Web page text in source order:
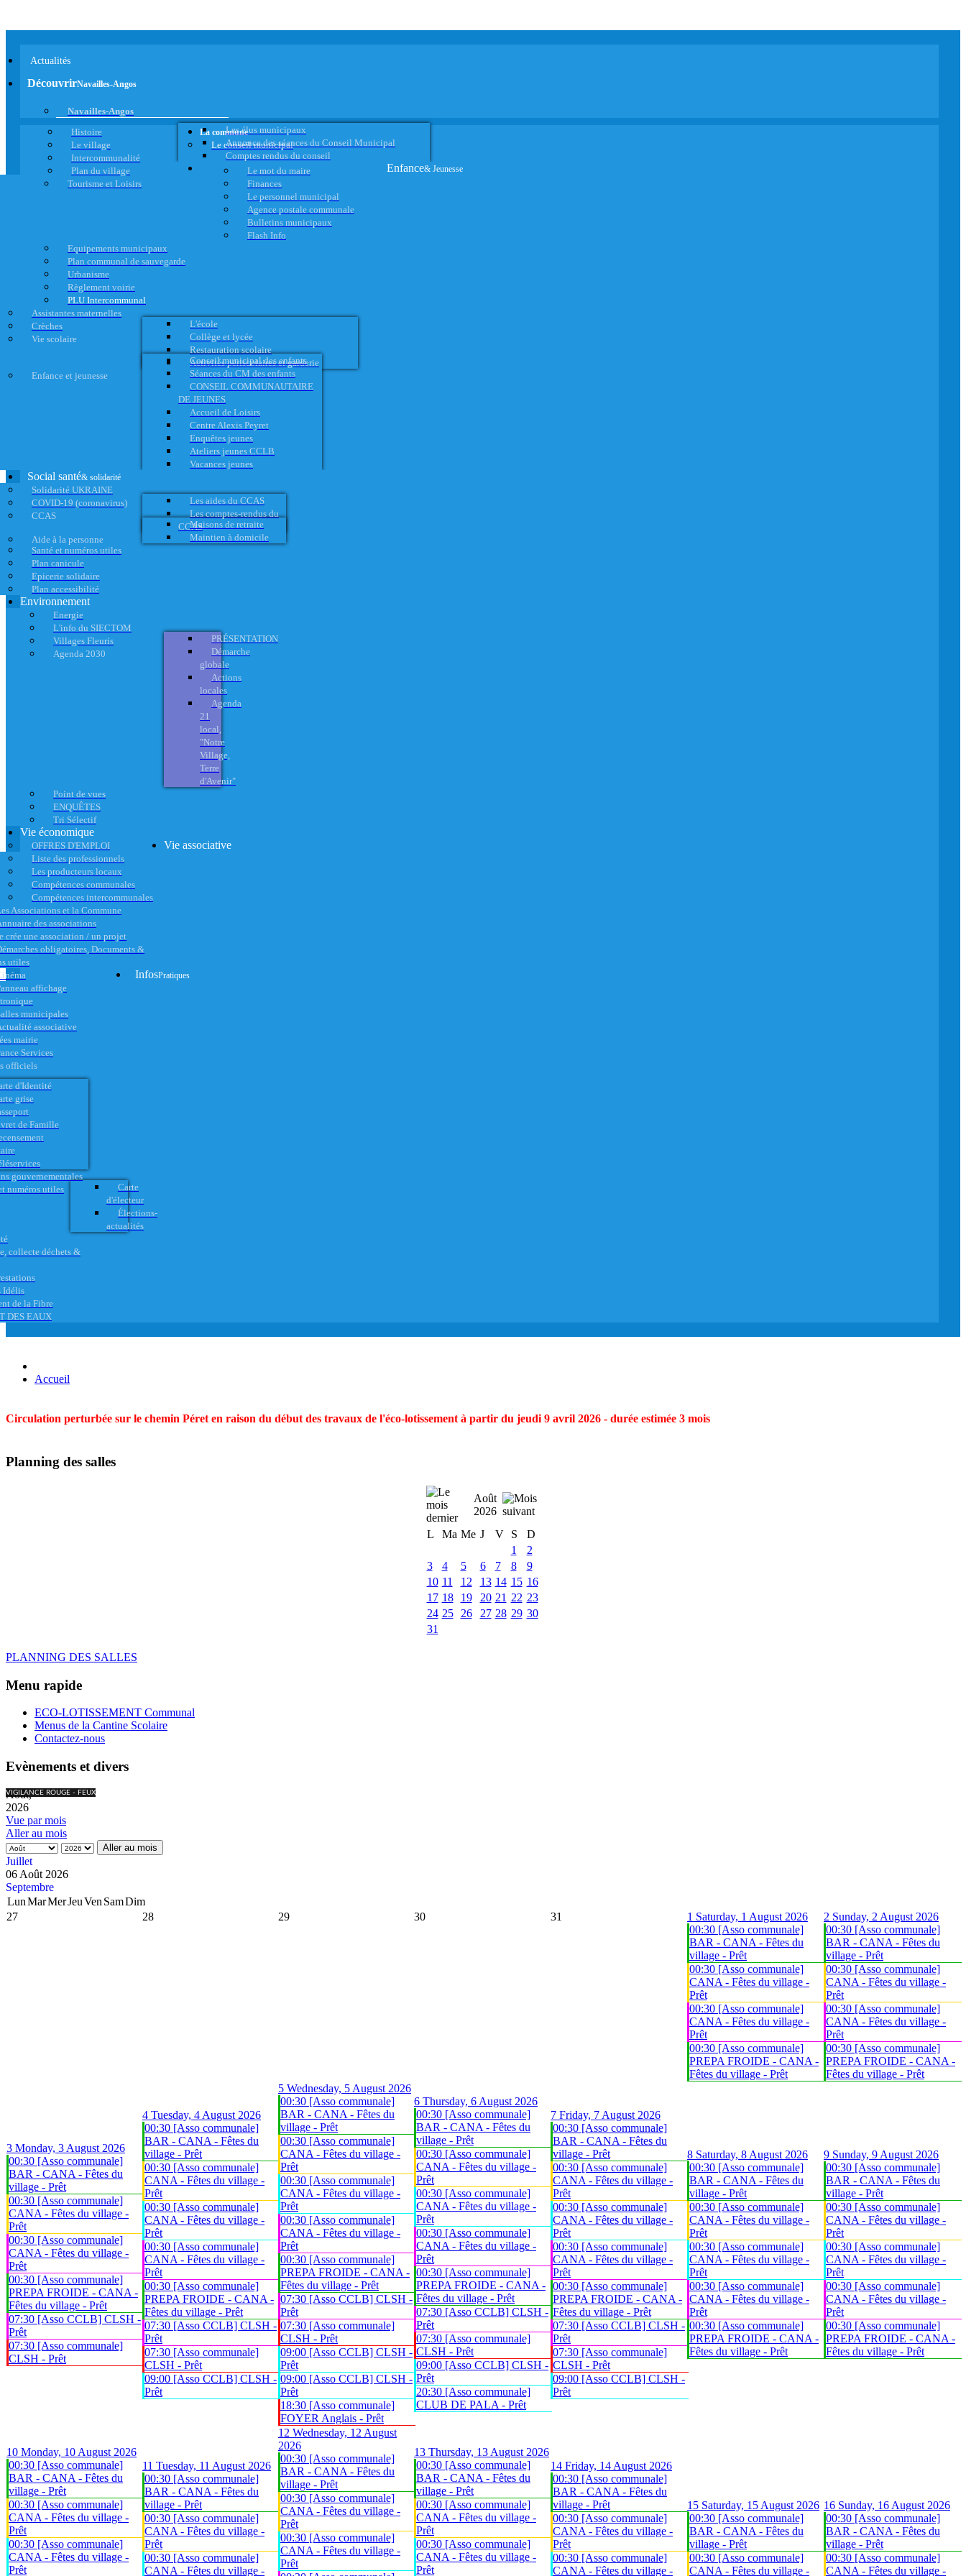
Actualités
DécouvrirNavailles-Angos
Navailles-Angos
Histoire
Le village
Intercommunalité
Plan du village
Tourisme et Loisirs
La commune
Le conseil municipal
Les élus municipaux
Annonce des séances du Conseil Municipal
Comptes rendus du conseil
Le mot du maire
Finances
Le personnel municipal
Agence postale communale
Bulletins municipaux
Flash Info
Equipements municipaux
Plan communal de sauvegarde
Urbanisme
Règlement voirie
PLU Intercommunal
Enfance& Jeunesse
Assistantes maternelles
Crèches
Vie scolaire
L'école
Collège et lycée
Restauration scolaire
Activités périscolaires et garderie
Enfance et jeunesse
Conseil municipal des enfants
Séances du CM des enfants
CONSEIL COMMUNAUTAIRE
DE JEUNES
Accueil de Loisirs
Centre Alexis Peyret
Enquêtes jeunes
Ateliers jeunes CCLB
Vacances jeunes
Social santé& solidarité
Solidarité UKRAINE
COVID-19 (coronavirus)
CCAS
Les aides du CCAS
Les comptes-rendus du
CCAS
Aide à la personne
Maisons de retraite
Maintien à domicile
Santé et numéros utiles
Plan canicule
Epicerie solidaire
Plan accessibilité
Environnement
Energie
L'info du SIECTOM
Villages Fleuris
Agenda 2030
PRÉSENTATION
Démarche
globale
Actions
locales
Agenda
21
local,
"Notre
Village,
Terre
d'Avenir"
Point de vues
ENQUÊTES
Tri Sélectif
Vie économique
OFFRES D'EMPLOI
Liste des professionnels
Les producteurs locaux
Compétences communales
Compétences intercommunales
Vie associative
Associations et la Commune
des associations
crée une association / un projet
obligatoires, Documents &
utiles
affichage
municipales
associative
InfosPratiques
mairie
Services
officiels
d'Identité
grise
de Famille
gouvernementales
numéros utiles
Carte
d'électeur
Élections-
actualités
collecte déchets &
Idélis
de la Fibre
DES EAUX
Accueil
Circulation perturbée sur le chemin Péret en raison du début des travaux de l'éco-lotissement à partir du jeudi 9 avril 2026 - durée estimée 3 mois
Planning des salles
Août
2026
L
Ma Me J V S
D
1
2
3
4 5 6 7 8
9
10 11 12 13 14 15 16
17 18 19 20 21 22 23
24 25 26 27 28 29 30
31
PLANNING DES SALLES
Menu rapide
ECO-LOTISSEMENT Communal
Menus de la Cantine Scolaire
Contactez-nous
Evènements et divers
VIGILANCE ROUGE - FEUX
Août,
2026
Vue par mois
Aller au mois
Aller au mois
Juillet
06 Août 2026
Septembre
LunMarMerJeuVen SamDim
27
28 29 30 31 1 Saturday, 1 August 2026
00:30 [Asso communale]
BAR - CANA - Fêtes du
village - Prêt
00:30 [Asso communale]
CANA - Fêtes du village -
Prêt
00:30 [Asso communale]
CANA - Fêtes du village -
Prêt
00:30 [Asso communale]
PREPA FROIDE - CANA -
Fêtes du village - Prêt
2 Sunday, 2 August 2026
00:30 [Asso communale]
BAR - CANA - Fêtes du
village - Prêt
00:30 [Asso communale]
CANA - Fêtes du village -
Prêt
00:30 [Asso communale]
CANA - Fêtes du village -
Prêt
00:30 [Asso communale]
PREPA FROIDE - CANA -
Fêtes du village - Prêt
3 Monday, 3 August 2026
00:30 [Asso communale]
BAR - CANA - Fêtes du
village - Prêt
00:30 [Asso communale]
CANA - Fêtes du village -
Prêt
00:30 [Asso communale]
CANA - Fêtes du village -
Prêt
00:30 [Asso communale]
PREPA FROIDE - CANA -
Fêtes du village - Prêt
07:30 [Asso CCLB] CLSH -
Prêt
07:30 [Asso communale]
CLSH - Prêt
4 Tuesday, 4 August 2026
00:30 [Asso communale]
BAR - CANA - Fêtes du
village - Prêt
00:30 [Asso communale]
CANA - Fêtes du village -
Prêt
00:30 [Asso communale]
CANA - Fêtes du village -
Prêt
00:30 [Asso communale]
CANA - Fêtes du village -
Prêt
00:30 [Asso communale]
PREPA FROIDE - CANA -
Fêtes du village - Prêt
07:30 [Asso CCLB] CLSH -
Prêt
07:30 [Asso communale]
CLSH - Prêt
09:00 [Asso CCLB] CLSH -
Prêt
5 Wednesday, 5 August 2026
00:30 [Asso communale]
BAR - CANA - Fêtes du
village - Prêt
00:30 [Asso communale]
CANA - Fêtes du village -
Prêt
00:30 [Asso communale]
CANA - Fêtes du village -
Prêt
00:30 [Asso communale]
CANA - Fêtes du village -
Prêt
00:30 [Asso communale]
PREPA FROIDE - CANA -
Fêtes du village - Prêt
07:30 [Asso CCLB] CLSH -
Prêt
07:30 [Asso communale]
CLSH - Prêt
09:00 [Asso CCLB] CLSH -
Prêt
09:00 [Asso CCLB] CLSH -
Prêt
18:30 [Asso communale]
FOYER Anglais - Prêt
6 Thursday, 6 August 2026
00:30 [Asso communale]
BAR - CANA - Fêtes du
village - Prêt
00:30 [Asso communale]
CANA - Fêtes du village -
Prêt
00:30 [Asso communale]
CANA - Fêtes du village -
Prêt
00:30 [Asso communale]
CANA - Fêtes du village -
Prêt
00:30 [Asso communale]
PREPA FROIDE - CANA -
Fêtes du village - Prêt
07:30 [Asso CCLB] CLSH -
Prêt
07:30 [Asso communale]
CLSH - Prêt
09:00 [Asso CCLB] CLSH -
Prêt
20:30 [Asso communale]
CLUB DE PALA - Prêt
7 Friday, 7 August 2026
00:30 [Asso communale]
BAR - CANA - Fêtes du
village - Prêt
00:30 [Asso communale]
CANA - Fêtes du village -
Prêt
00:30 [Asso communale]
CANA - Fêtes du village -
Prêt
00:30 [Asso communale]
CANA - Fêtes du village -
Prêt
00:30 [Asso communale]
PREPA FROIDE - CANA -
Fêtes du village - Prêt
07:30 [Asso CCLB] CLSH -
Prêt
07:30 [Asso communale]
CLSH - Prêt
09:00 [Asso CCLB] CLSH -
Prêt
8 Saturday, 8 August 2026
00:30 [Asso communale]
BAR - CANA - Fêtes du
village - Prêt
00:30 [Asso communale]
CANA - Fêtes du village -
Prêt
00:30 [Asso communale]
CANA - Fêtes du village -
Prêt
00:30 [Asso communale]
CANA - Fêtes du village -
Prêt
00:30 [Asso communale]
PREPA FROIDE - CANA -
Fêtes du village - Prêt
9 Sunday, 9 August 2026
00:30 [Asso communale]
BAR - CANA - Fêtes du
village - Prêt
00:30 [Asso communale]
CANA - Fêtes du village -
Prêt
00:30 [Asso communale]
CANA - Fêtes du village -
Prêt
00:30 [Asso communale]
CANA - Fêtes du village -
Prêt
00:30 [Asso communale]
PREPA FROIDE - CANA -
Fêtes du village - Prêt
10 Monday, 10 August 2026
00:30 [Asso communale]
BAR - CANA - Fêtes du
village - Prêt
00:30 [Asso communale]
CANA - Fêtes du village -
Prêt
00:30 [Asso communale]
CANA - Fêtes du village -
Prêt
11 Tuesday, 11 August 2026
00:30 [Asso communale]
BAR - CANA - Fêtes du
village - Prêt
00:30 [Asso communale]
CANA - Fêtes du village -
Prêt
00:30 [Asso communale]
CANA - Fêtes du village -
12 Wednesday, 12 August
2026
00:30 [Asso communale]
BAR - CANA - Fêtes du
village - Prêt
00:30 [Asso communale]
CANA - Fêtes du village -
Prêt
00:30 [Asso communale]
CANA - Fêtes du village -
Prêt
13 Thursday, 13 August 2026
00:30 [Asso communale]
BAR - CANA - Fêtes du
village - Prêt
00:30 [Asso communale]
CANA - Fêtes du village -
Prêt
00:30 [Asso communale]
CANA - Fêtes du village -
Prêt
14 Friday, 14 August 2026
00:30 [Asso communale]
BAR - CANA - Fêtes du
village - Prêt
00:30 [Asso communale]
CANA - Fêtes du village -
Prêt
00:30 [Asso communale]
CANA - Fêtes du village -
15 Saturday, 15 August 2026
00:30 [Asso communale]
BAR - CANA - Fêtes du
village - Prêt
00:30 [Asso communale]
CANA - Fêtes du village -
16 Sunday, 16 August 2026
00:30 [Asso communale]
BAR - CANA - Fêtes du
village - Prêt
00:30 [Asso communale]
CANA - Fêtes du village -